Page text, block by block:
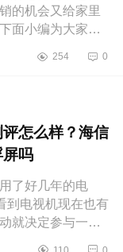
的机会又给家里
面小编为大家介
买 索尼电视7
254 0
怎么样？海信
吗
好几年的电
到电视机现在也有
就决定参与一